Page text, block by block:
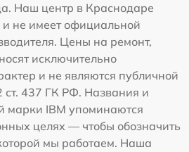
Наш центр в Краснодаре
и не имеет официальной
Цены на ремонт,
исключительно
и не являются публичной
ст. 437 ГК РФ. Названия и
марки IBM упоминаются
целях — чтобы обозначить
мы работаем. Наша